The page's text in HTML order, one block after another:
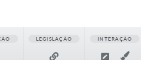
LEGISLAÇÃO INTERAÇÃO